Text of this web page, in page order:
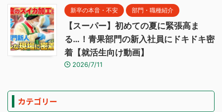
新卒の本音・不安 部門・職種紹介
【スーパー】初めての夏に緊張高ま
る…！青果部門の新入社員にドキドキ密
着【就活生向け動画】
2026/7/11
カテゴリー